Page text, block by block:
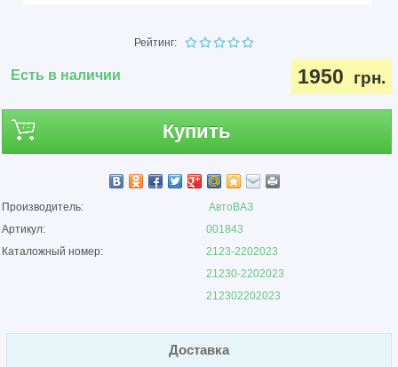
Рейтинг:
Есть в наличии 1950 грн.
Купить
Производитель:
АвтоВАЗ
Артикул:
001843
Каталожный номер:
2123-2202023
21230-2202023
212302202023
Доставка